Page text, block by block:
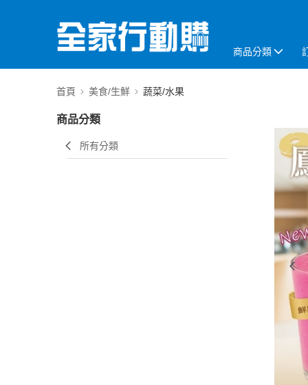
商品分類
首頁 美食/生鮮 蔬菜/水果
商品分類
所有分類